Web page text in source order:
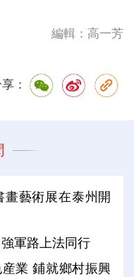
編輯：高一芳
：
畫藝術展在泰州開
軍路上法同行
業 鋪就鄉村振興